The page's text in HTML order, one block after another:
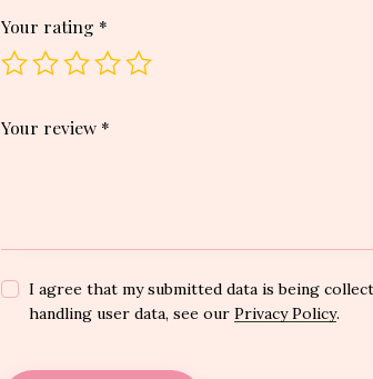
Your rating *
Your review *
I agree that my submitted data is being
handling user data, see ourPrivacy Policy.